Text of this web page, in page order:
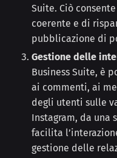
Suite. Ciò
coerente e di
pubblicazione di
Gestione delle
Business Suite, è
ai commenti, ai
degli utenti sulle
Instagram, da una
facilita
gestione delle